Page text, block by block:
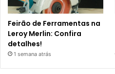
Feirão de Ferramentas na
Leroy Merlin: Confira
detalhes!
1 semana atrás